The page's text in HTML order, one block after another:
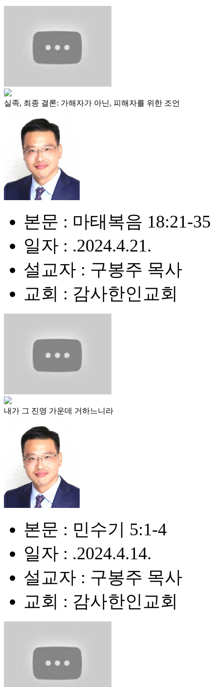
실족, 최종 결론: 가해자가 아닌, 피해자를 위한 조언
본문 : 마태복음 18:21-35
일자 : .2024.4.21.
설교자 : 구봉주 목사
교회 : 감사한인교회
내가 그 진영 가운데 거하느니라
본문 : 민수기 5:1-4
일자 : .2024.4.14.
설교자 : 구봉주 목사
교회 : 감사한인교회